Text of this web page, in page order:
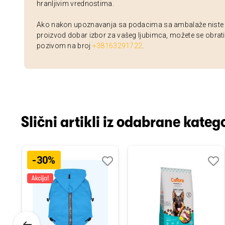
hranljivim vrednostima.
Ako nakon upoznavanja sa podacima sa ambalaže niste
proizvod dobar izbor za vašeg ljubimca, možete se
pozivom na broj +38163291722
Slični artikli iz odabrane
-30%